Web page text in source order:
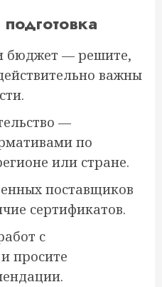
бюджет — решите,
важны
—
по
или стране.
поставщиков
сертификатов.
с
просите